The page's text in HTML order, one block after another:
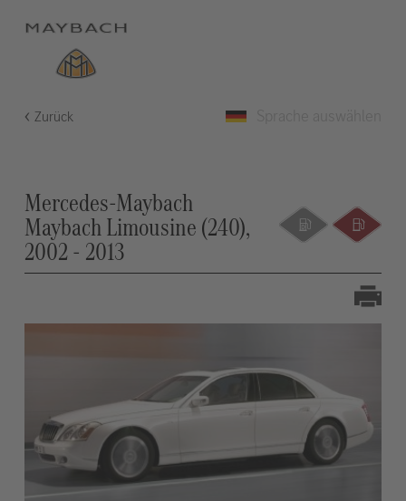
Zurück
Mercedes-Maybach
Maybach Limousine (240),
2002 - 2013